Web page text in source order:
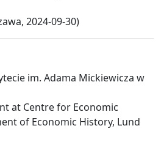
2024-09-30)
im. Adama Mickiewicza w
at Centre for Economic
of Economic History, Lund